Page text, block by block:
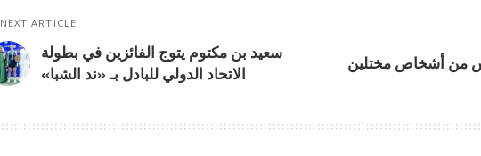
من أشخاص مختلين
NEXT ARTICLE
سعيد بن مكتوم يتوج الفائزين في بطولة
الاتحاد الدولي للبادل بـ «ند الشبا»